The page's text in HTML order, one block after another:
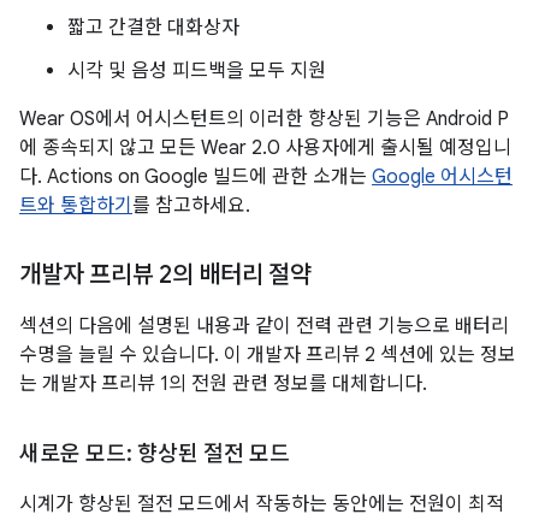
짧고 간결한 대화상자
시각 및 음성 피드백을 모두 지원
Wear OS에서 어시스턴트의 이러한 향상된 기능은 Android P
에 종속되지 않고 모든 Wear 2.0 사용자에게 출시될 예정입니
다. Actions on Google 빌드에 관한 소개는 Google 어시스턴
트와 통합하기 를 참고하세요.
개발자 프리뷰 2의 배터리 절약
섹션의 다음에 설명된 내용과 같이 전력 관련 기능으로 배터리
수명을 늘릴 수 있습니다. 이 개발자 프리뷰 2 섹션에 있는 정보
는 개발자 프리뷰 1의 전원 관련 정보를 대체합니다.
새로운 모드: 향상된 절전 모드
시계가 향상된 절전 모드에서 작동하는 동안에는 전원이 최적